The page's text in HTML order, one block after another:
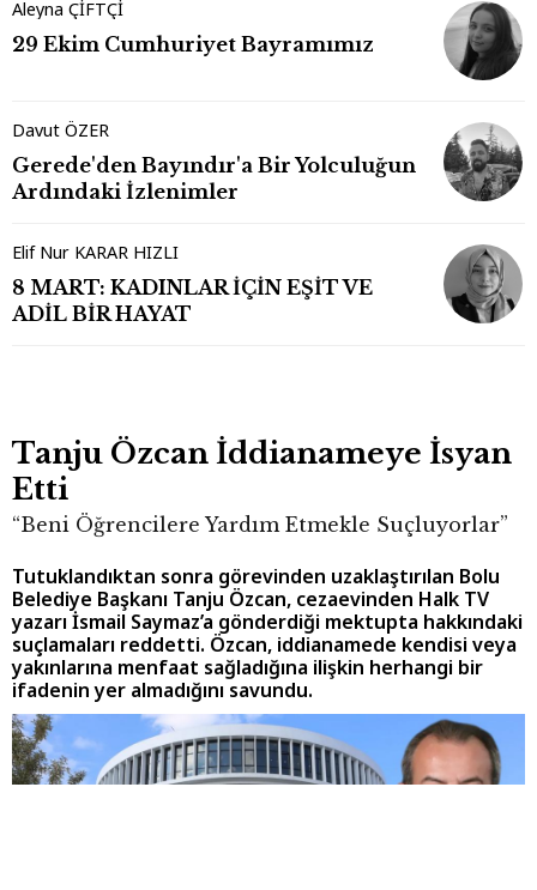
Aleyna ÇİFTÇİ
29 Ekim Cumhuriyet Bayramımız
Davut ÖZER
Gerede'den Bayındır'a Bir Yolculuğun
Ardındaki İzlenimler
Elif Nur KARAR HIZLI
8 MART: KADINLAR İÇİN EŞİT VE
ADİL BİR HAYAT
Tanju Özcan İddianameye İsyan
Etti
“Beni Öğrencilere Yardım Etmekle Suçluyorlar”
Tutuklandıktan sonra görevinden uzaklaştırılan Bolu
Belediye Başkanı Tanju Özcan, cezaevinden Halk TV
yazarı İsmail Saymaz’a gönderdiği mektupta hakkındaki
suçlamaları reddetti. Özcan, iddianamede kendisi veya
yakınlarına menfaat sağladığına ilişkin herhangi bir
ifadenin yer almadığını savundu.